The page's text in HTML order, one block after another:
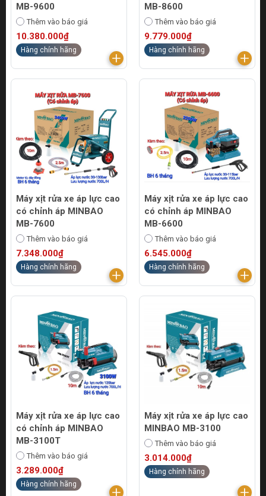
MB-9600
Thêm vào báo giá
10.380.000₫
Hàng chính hãng
MB-8600
Thêm vào báo giá
9.779.000₫
Hàng chính hãng
Máy xịt rửa xe áp lực cao
có chỉnh áp MINBAO
MB-7600
Thêm vào báo giá
7.348.000₫
Hàng chính hãng
Máy xịt rửa xe áp lực cao
có chỉnh áp MINBAO
MB-6600
Thêm vào báo giá
6.545.000₫
Hàng chính hãng
Máy xịt rửa xe áp lực cao
có chỉnh áp MINBAO
MB-3100T
Thêm vào báo giá
3.289.000₫
Hàng chính hãng
Máy xịt rửa xe áp lực cao
MINBAO MB-3100
Thêm vào báo giá
3.014.000₫
Hàng chính hãng